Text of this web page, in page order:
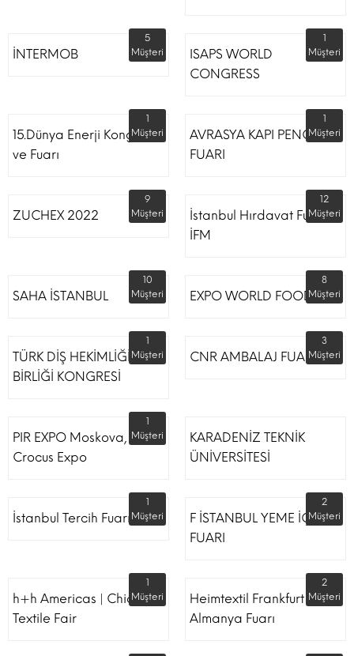
İNTERMOB
5
Müşteri
ISAPS WORLD
CONGRESS
1
Müşteri
15.Dünya Enerji Kongresi
ve Fuarı
1
Müşteri
AVRASYA KAPI PENCERE
FUARI
1
Müşteri
ZUCHEX 2022
9
Müşteri
İstanbul Hırdavat Fuarı
İFM
12
Müşteri
SAHA İSTANBUL
10
Müşteri
EXPO WORLD FOOD
8
Müşteri
TÜRK DİŞ HEKİMLİĞİ
BİRLİĞİ KONGRESİ
1
Müşteri
CNR AMBALAJ FUARI
3
Müşteri
PIR EXPO Moskova,
Crocus Expo
1
Müşteri
KARADENİZ TEKNİK
ÜNİVERSİTESİ
İstanbul Tercih Fuarı
1
Müşteri
F İSTANBUL YEME İÇME
FUARI
2
Müşteri
h+h Americas | Chicago
Textile Fair
1
Müşteri
Heimtextil Frankfurt
Almanya Fuarı
2
Müşteri